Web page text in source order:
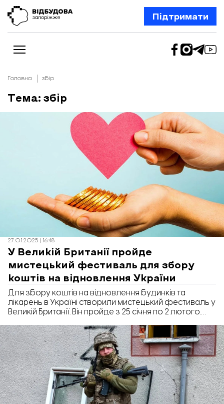
Підтримати
Новини
Відбудова Запоріжжя
Редакційна політика
Головна збір
Тема: збір
27.01.2025 | 16:48
У Великій Британії пройде
мистецький фестиваль для збору
коштів на відновлення України
Для збору коштів на відновлення будинків та
лікарень в Україні створили мистецький фестиваль у
Великій Британії. Він пройде з 25 січня по 2 лютого.
«Відбудова. Онлайн».